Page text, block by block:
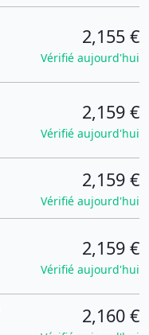
2,155 €
Vérifié aujourd'hui
2,159 €
Vérifié aujourd'hui
2,159 €
Vérifié aujourd'hui
2,159 €
Vérifié aujourd'hui
2,160 €